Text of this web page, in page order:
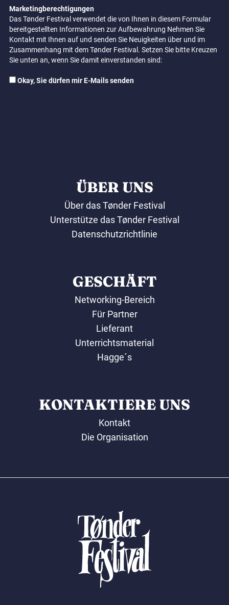
Marketingberechtigungen
Das Tønder Festival verwendet die von Ihnen in diesem Formular
bereitgestellten Informationen zur Aufbewahrung Nehmen Sie
Kontakt mit Ihnen auf und senden Sie Neuigkeiten über und im
Zusammenhang mit dem Tønder Festival. Setzen Sie bitte Kreuzen
Sie unten an, wenn Sie damit einverstanden sind:
Okay, Sie dürfen mir E-Mails senden
ÜBER UNS
Über das Tønder Festival
Unterstütze das Tønder Festival
Datenschutzrichtlinie
GESCHÄFT
Networking-Bereich
Für Partner
Lieferant
Unterrichtsmaterial
Hagge´s
KONTAKTIERE UNS
Kontakt
Die Organisation